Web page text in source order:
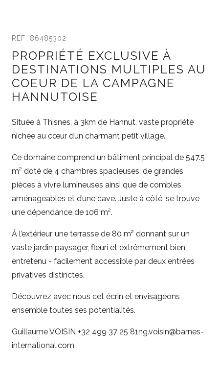
REF: 86485302
PROPRIÉTÉ EXCLUSIVE À
DESTINATIONS MULTIPLES AU
COEUR DE LA CAMPAGNE
HANNUTOISE
Située à Thisnes, à 3km de Hannut, vaste propriété
nichée au cœur d’un charmant petit village.
Ce domaine comprend un bâtiment principal de 547.5
m² doté de 4 chambres spacieuses, de grandes
pièces à vivre lumineuses ainsi que de combles
aménageables et d’une cave. Juste à côté, se trouve
une dépendance de 106 m².
À l’extérieur, une terrasse de 80 m² donnant sur un
vaste jardin paysager, fleuri et extrêmement bien
entretenu - facilement accessible par deux entrées
privatives distinctes.
Découvrez avec nous cet écrin et envisageons
ensemble toutes ses potentialités.
Guillaume VOISIN +32 499 37 25 81ng.voisin@barnes-
international.com